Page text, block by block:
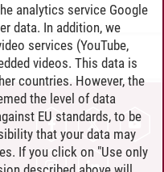
analytics service Google
data. In addition, we
services (YouTube,
videos. This data is
countries. However, the
the level of data
EU standards, to be
that your data may
If you click on "Use only